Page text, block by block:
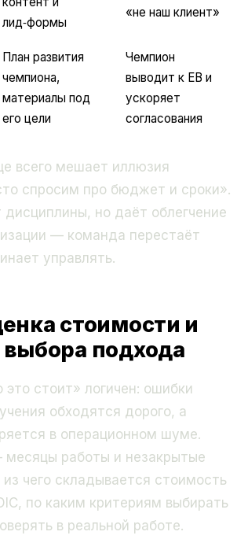
лид‑формы
«не наш клиент»
План развития
чемпиона,
материалы под
его цели
Чемпион
выводит к EB и
ускоряет
согласования
всего мешает иллюзия
спросим про бюджет и сроки».
дисциплины, но даёт облегчение
— команда перестаёт
управлять.
стоимости и
подхода
это стоит» логичен: ошибки
обходятся дорого, а
в операционном шуме.
работы и незакрытые
чего складывается стоимость
по каким критериям выбирать
в реальной работе.